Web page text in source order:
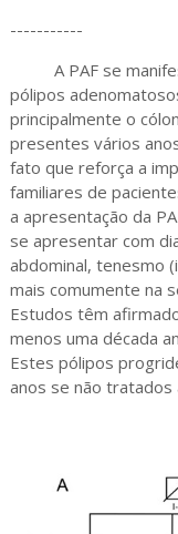
-----------
A PAF se
pólipos
principalmente o
presentes vários
fato que reforça a
familiares de
a apresentação da
se apresentar com
abdominal, tenesmo
mais comumente na
Estudos têm
menos uma década
Estes pólipos
anos se não tratados